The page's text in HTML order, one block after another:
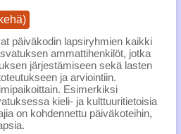
päiväkodin lapsiryhmien kaikki
ammattihenkilöt, jotka
järjestämiseen sekä lasten
ja arviointiin.
Esimerkiksi
kieli- ja kulttuuritietoisia
on kohdennettu päiväkoteihin,